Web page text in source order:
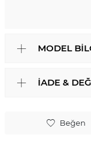
Beğen
MODEL
İADE &